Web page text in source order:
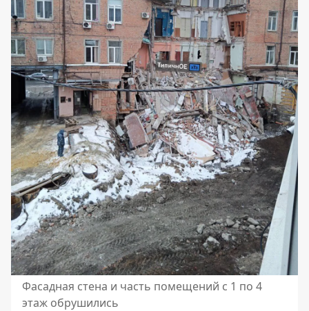
Фасадная стена и часть помещений с 1 по 4
этаж обрушились